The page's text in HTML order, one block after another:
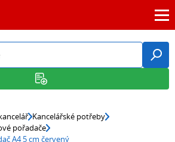
Kancelářské potřeby
pořadače
A4 5 cm červený